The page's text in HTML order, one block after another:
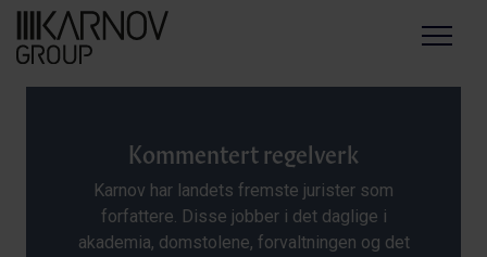
Menu
Kommentert regelverk
Karnov har landets fremste jurister som
forfattere. Disse jobber i det daglige i
akademia, domstolene, forvaltningen og det